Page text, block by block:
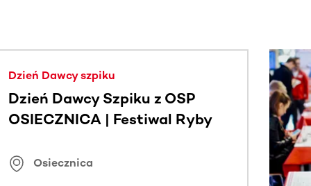
Dzień Dawcy szpiku
Dzień Dawcy Szpiku z OSP
OSIECZNICA | Festiwal Ryby
Osiecznica